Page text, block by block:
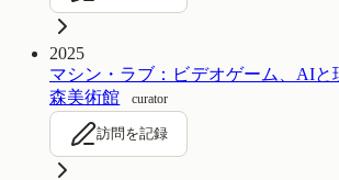
2025
マシン・ラブ：ビデオゲーム、AIと
森美術館
curator
訪問を記録